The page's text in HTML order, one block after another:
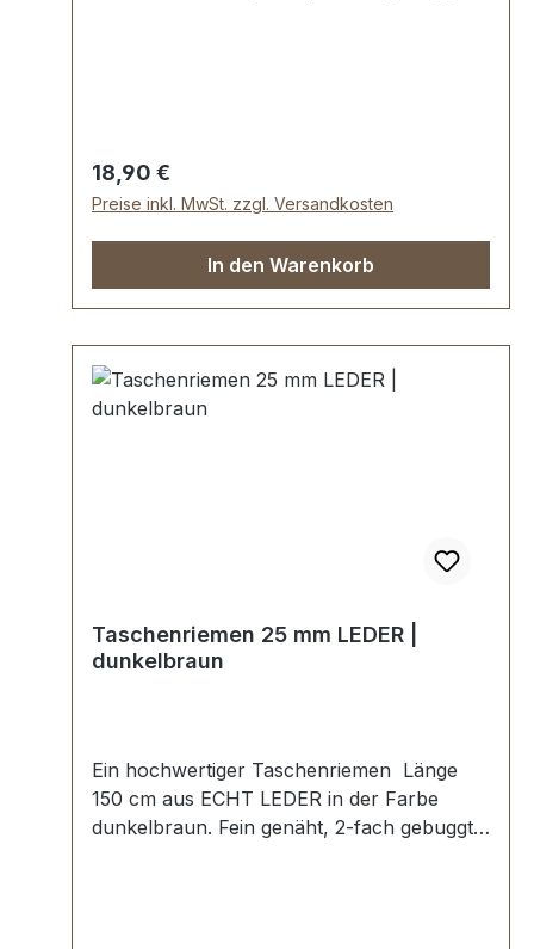
Regulärer Preis:
18,90 €
Preise inkl. MwSt. zzgl. Versandkosten
In den Warenkorb
Taschenriemen 25 mm LEDER |
dunkelbraun
Ein hochwertiger Taschenriemen Länge
150 cm aus ECHT LEDER in der Farbe
dunkelbraun. Fein genäht, 2-fach gebuggt